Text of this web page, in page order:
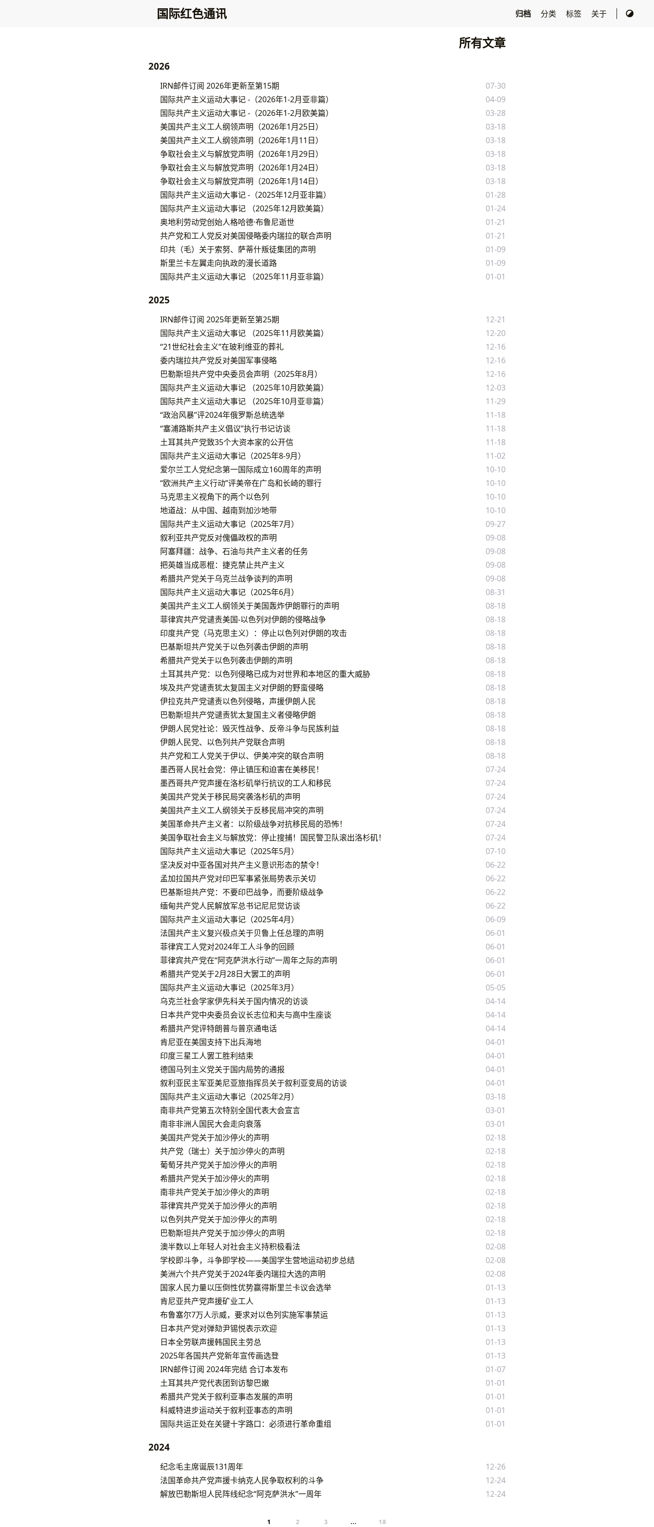
国际红色通讯 归档 分类 标签 关于
所有文章
2026
IRN邮件订阅 2026年更新至第15期
07-30
国际共产主义运动大事记 -（2026年1-2月亚非篇）
04-09
国际共产主义运动大事记 -（2026年1-2月欧美篇）
03-28
美国共产主义工人纲领声明（2026年1月25日）
03-18
美国共产主义工人纲领声明（2026年1月11日）
03-18
争取社会主义与解放党声明（2026年1月29日）
03-18
争取社会主义与解放党声明（2026年1月24日）
03-18
争取社会主义与解放党声明（2026年1月14日）
03-18
国际共产主义运动大事记 -（2025年12月亚非篇）
01-28
国际共产主义运动大事记 （2025年12月欧美篇）
01-24
奥地利劳动党创始人格哈德·布鲁尼逝世
01-21
共产党和工人党反对美国侵略委内瑞拉的联合声明
01-21
印共（毛）关于索努、萨蒂什叛徒集团的声明
01-09
斯里兰卡左翼走向执政的漫长道路
01-09
国际共产主义运动大事记 （2025年11月亚非篇）
01-01
2025
IRN邮件订阅 2025年更新至第25期
12-21
国际共产主义运动大事记 （2025年11月欧美篇）
12-20
“21世纪社会主义”在玻利维亚的葬礼
12-16
委内瑞拉共产党反对美国军事侵略
12-16
巴勒斯坦共产党中央委员会声明（2025年8月）
12-16
国际共产主义运动大事记 （2025年10月欧美篇）
12-03
国际共产主义运动大事记 （2025年10月亚非篇）
11-29
“政治风暴”评2024年俄罗斯总统选举
11-18
“塞浦路斯共产主义倡议”执行书记访谈
11-18
土耳其共产党致35个大资本家的公开信
11-18
国际共产主义运动大事记（2025年8-9月）
11-02
爱尔兰工人党纪念第一国际成立160周年的声明
10-10
“欧洲共产主义行动”评美帝在广岛和长崎的罪行
10-10
马克思主义视角下的两个以色列
10-10
地道战：从中国、越南到加沙地带
10-10
国际共产主义运动大事记（2025年7月）
09-27
叙利亚共产党反对傀儡政权的声明
09-08
阿塞拜疆：战争、石油与共产主义者的任务
09-08
把英雄当成恶棍：捷克禁止共产主义
09-08
希腊共产党关于乌克兰战争谈判的声明
09-08
国际共产主义运动大事记（2025年6月）
08-31
美国共产主义工人纲领关于美国轰炸伊朗罪行的声明
08-18
菲律宾共产党谴责美国-以色列对伊朗的侵略战争
08-18
印度共产党（马克思主义）：停止以色列对伊朗的攻击
08-18
巴基斯坦共产党关于以色列袭击伊朗的声明
08-18
希腊共产党关于以色列袭击伊朗的声明
08-18
土耳其共产党：以色列侵略已成为对世界和本地区的重大威胁
08-18
埃及共产党谴责犹太复国主义对伊朗的野蛮侵略
08-18
伊拉克共产党谴责以色列侵略，声援伊朗人民
08-18
巴勒斯坦共产党谴责犹太复国主义者侵略伊朗
08-18
伊朗人民党社论：毁灭性战争、反帝斗争与民族利益
08-18
伊朗人民党、以色列共产党联合声明
08-18
共产党和工人党关于伊以、伊美冲突的联合声明
08-18
墨西哥人民社会党：停止镇压和迫害在美移民！
07-24
墨西哥共产党声援在洛杉矶举行抗议的工人和移民
07-24
美国共产党关于移民局突袭洛杉矶的声明
07-24
美国共产主义工人纲领关于反移民局冲突的声明
07-24
美国革命共产主义者：以阶级战争对抗移民局的恐怖！
07-24
美国争取社会主义与解放党：停止搜捕！国民警卫队滚出洛杉矶！
07-24
国际共产主义运动大事记（2025年5月）
07-10
坚决反对中亚各国对共产主义意识形态的禁令！
06-22
孟加拉国共产党对印巴军事紧张局势表示关切
06-22
巴基斯坦共产党：不要印巴战争，而要阶级战争
06-22
缅甸共产党人民解放军总书记尼尼觉访谈
06-22
国际共产主义运动大事记（2025年4月）
06-09
法国共产主义复兴极点关于贝鲁上任总理的声明
06-01
菲律宾工人党对2024年工人斗争的回顾
06-01
菲律宾共产党在“阿克萨洪水行动”一周年之际的声明
06-01
希腊共产党关于2月28日大罢工的声明
06-01
国际共产主义运动大事记（2025年3月）
05-05
乌克兰社会学家伊先科关于国内情况的访谈
04-14
日本共产党中央委员会议长志位和夫与高中生座谈
04-14
希腊共产党评特朗普与普京通电话
04-14
肯尼亚在美国支持下出兵海地
04-01
印度三星工人罢工胜利结束
04-01
德国马列主义党关于国内局势的通报
04-01
叙利亚民主军亚美尼亚旅指挥员关于叙利亚变局的访谈
04-01
国际共产主义运动大事记（2025年2月）
03-18
南非共产党第五次特别全国代表大会宣言
03-01
南非非洲人国民大会走向衰落
03-01
美国共产党关于加沙停火的声明
02-18
共产党（瑞士）关于加沙停火的声明
02-18
葡萄牙共产党关于加沙停火的声明
02-18
希腊共产党关于加沙停火的声明
02-18
南非共产党关于加沙停火的声明
02-18
菲律宾共产党关于加沙停火的声明
02-18
以色列共产党关于加沙停火的声明
02-18
巴勒斯坦共产党关于加沙停火的声明
02-18
澳半数以上年轻人对社会主义持积极看法
02-08
学校即斗争，斗争即学校——美国学生营地运动初步总结
02-08
美洲六个共产党关于2024年委内瑞拉大选的声明
02-08
国家人民力量以压倒性优势赢得斯里兰卡议会选举
01-13
肯尼亚共产党声援矿业工人
01-13
布鲁塞尔7万人示威，要求对以色列实施军事禁运
01-13
日本共产党对弹劾尹锡悦表示欢迎
01-13
日本全劳联声援韩国民主劳总
01-13
2025年各国共产党新年宣传画选登
01-13
IRN邮件订阅 2024年完结 合订本发布
01-07
土耳其共产党代表团到访黎巴嫩
01-01
希腊共产党关于叙利亚事态发展的声明
01-01
科威特进步运动关于叙利亚事态的声明
01-01
国际共运正处在关键十字路口：必须进行革命重组
01-01
2024
纪念毛主席诞辰131周年
12-26
法国革命共产党声援卡纳克人民争取权利的斗争
12-24
解放巴勒斯坦人民阵线纪念“阿克萨洪水”一周年
12-24
1 2 3 … 18